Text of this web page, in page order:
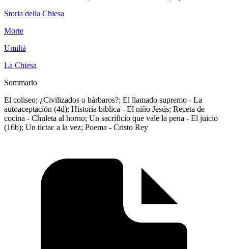
Storia della Chiesa
Morte
Umiltà
La Chiesa
Sommario
El coliseo; ¿Civilizados o bárbaros?; El llamado supremo - La
autoaceptación (4d); Historia bíblica - El niño Jesús; Receta de
cocina - Chuleta al horno; Un sacrificio que vale la pena - El juicio
(16b); Un tictac a la vez; Poema - Cristo Rey